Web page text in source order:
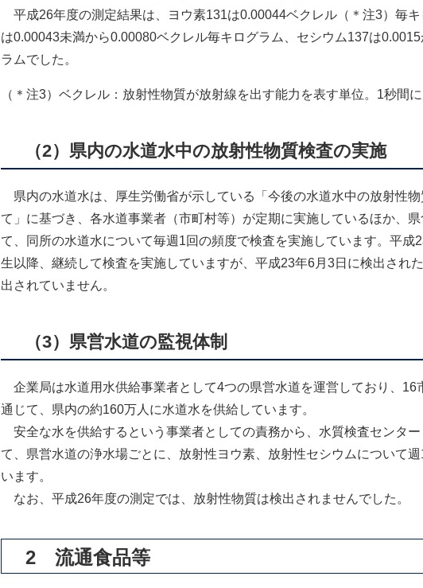
平成26年度の測定結果は、ヨウ素131は0.00044ベクレル（＊注3）毎
は0.00043未満から0.00080ベクレル毎キログラム、セシウム137は
ラムでした。
（＊注3）ベクレル：放射性物質が放射線を出す能力を表す単位。1秒間
（2）県内の水道水中の放射性物質検査の実施
県内の水道水は、厚生労働省が示している「今後の水道水中の放射性
て」に基づき、各水道事業者（市町村等）が定期に実施しているほか、
て、同所の水道水について毎週1回の頻度で検査を実施しています。平成
生以降、継続して検査を実施していますが、平成23年6月3日に検出され
出されていません。
（3）県営水道の監視体制
企業局は水道用水供給事業者として4つの県営水道を運営しており、16
通じて、県内の約160万人に水道水を供給しています。
安全な水を供給するという事業者としての責務から、水質検査センタ
て、県営水道の浄水場ごとに、放射性ヨウ素、放射性セシウムについて
います。
なお、平成26年度の測定では、放射性物質は検出されませんでした。
2 流通食品等